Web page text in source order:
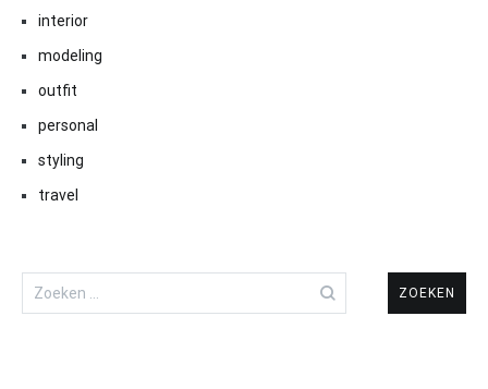
interior
modeling
outfit
personal
styling
travel
naar: